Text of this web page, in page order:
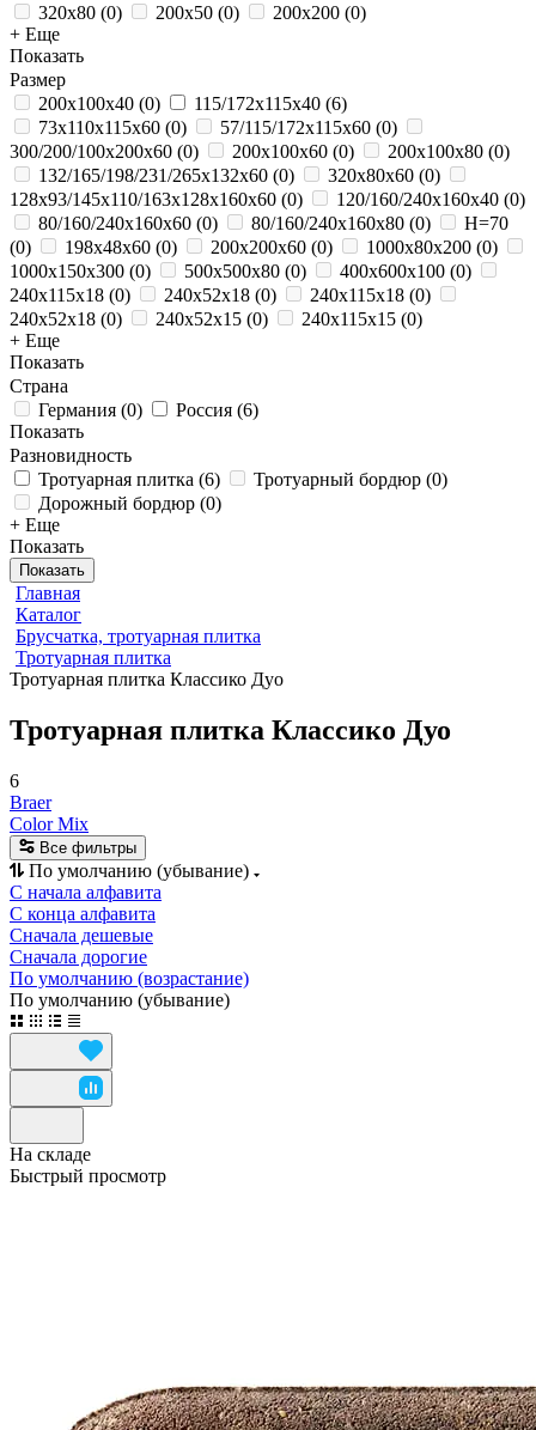
320х80 (0) 200x50 (0) 200х200 (0)
+ Еще
Показать
Размер
200x100x40 (0) 115/172x115x40 (6)
73x110x115x60 (0) 57/115/172x115x60 (0)
300/200/100x200x60 (0) 200x100x60 (0) 200x100x80 (0)
132/165/198/231/265x132x60 (0) 320x80x60 (0)
128x93/145x110/163x128x160x60 (0) 120/160/240x160x40 (0)
80/160/240x160x60 (0) 80/160/240x160x80 (0)
H=70
(0) 198x48x60 (0) 200x200x60 (0) 1000x80х200 (0)
1000x150х300 (0) 500x500х80 (0) 400x600х100 (0)
240х115х18 (0) 240x52x18 (0) 240x115x18 (0)
240х52х18 (0) 240х52х15 (0) 240х115х15 (0)
+ Еще
Показать
Страна
Германия (0) Россия (6)
Показать
Разновидность
Тротуарная плитка (6) Тротуарный бордюр (0)
Дорожный бордюр (0)
+ Еще
Показать
Показать
Главная
Каталог
Брусчатка, тротуарная плитка
Тротуарная плитка
Тротуарная плитка Классико Дуо
Тротуарная плитка Классико Дуо
6
Braer
Color Mix
Все фильтры
По умолчанию (убывание)
С начала алфавита
С конца алфавита
Сначала дешевые
Сначала дорогие
По умолчанию (возрастание)
По умолчанию (убывание)
На складе
Быстрый просмотр